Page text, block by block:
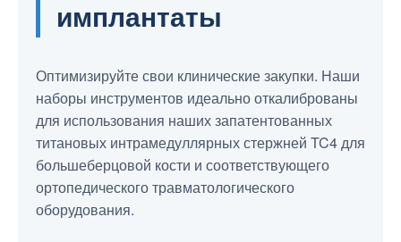
имплантаты
Оптимизируйте свои клинические закупки. Наши
наборы инструментов идеально откалиброваны
для использования наших запатентованных
титановых интрамедуллярных стержней TC4 для
большеберцовой кости и соответствующего
ортопедического травматологического
оборудования.